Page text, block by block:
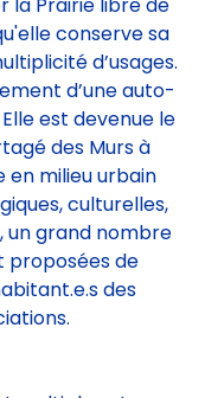
bénévoles et
la Prairie libre de
conserve sa
d’usages.
d’une auto-
est devenue le
des Murs à
en milieu urbain
culturelles,
un grand nombre
proposées de
des